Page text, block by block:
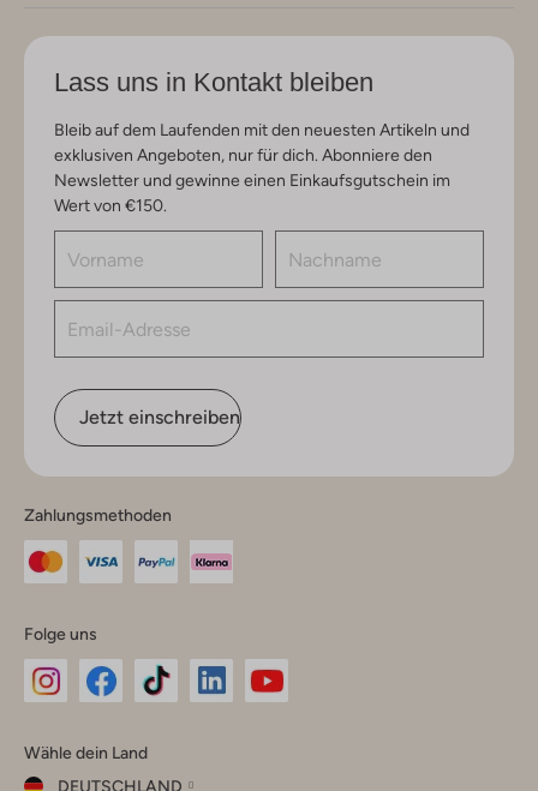
Lass uns in Kontakt bleiben
Bleib auf dem Laufenden mit den neuesten Artikeln und
exklusiven Angeboten, nur für dich. Abonniere den
Newsletter und gewinne einen Einkaufsgutschein im
Wert von €150.
Jetzt einschreiben
Zahlungsmethoden
Folge uns
Instagram
Facebook
TikTok
Wähle dein Land
DEUTSCHLAND